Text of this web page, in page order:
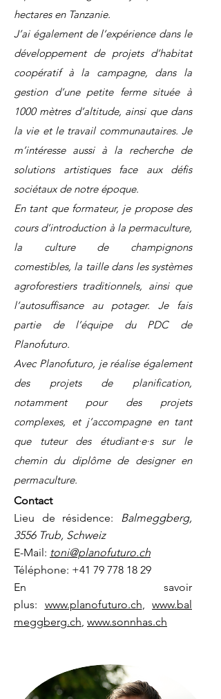
hectares en Tanzanie.
J’ai également de l’expérience dans le
développement de projets d’habitat
coopératif à la campagne, dans la
gestion d’une petite ferme située à
1000 mètres d’altitude, ainsi que dans
la vie et le travail communautaires. Je
m’intéresse aussi à la recherche de
solutions artistiques face aux défis
sociétaux de notre époque.
En tant que formateur, je propose des
cours d’introduction à la permaculture,
la culture de champignons
comestibles, la taille dans les systèmes
agroforestiers traditionnels, ainsi que
l’autosuffisance au potager. Je fais
partie de l’équipe du PDC de
Planofuturo.
Avec Planofuturo, je réalise également
des projets de planification,
notamment pour des projets
complexes, et j’accompagne en tant
que tuteur des étudiant·e·s sur le
chemin du diplôme de designer en
permaculture.
Contact
Lieu de résidence: Balmeggberg,
3556 Trub, Schweiz
E-Mail: toni@planofuturo.ch
Téléphone: +41 79 778 18 29
En savoir
plus: www.planofuturo.ch, www.bal
meggberg.ch, www.sonnhas.ch